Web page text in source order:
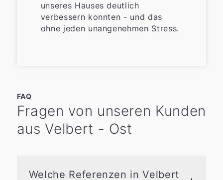
unseres Hauses deutlich
verbessern konnten - und das
ohne jeden unangenehmen Stress.
FAQ
Fragen von unseren Kunden
aus Velbert - Ost
Welche Referenzen in Velbert